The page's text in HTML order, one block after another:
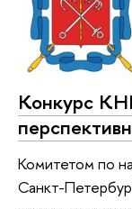
Конкурс
Комитетом по
Санкт-